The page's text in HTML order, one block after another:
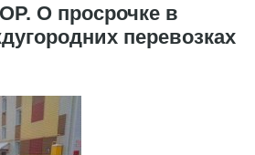
О просрочке в
перевозках